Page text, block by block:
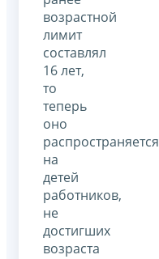
возрастной
лимит
составлял
16 лет,
то
теперь
оно
распространяется
на
детей
работников,
не
достигших
возраста